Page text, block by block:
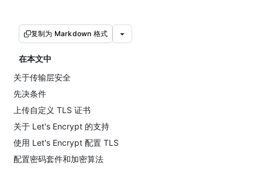
复制为 Markdown 格式
在本文中
关于传输层安全
先决条件
上传自定义 TLS 证书
关于 Let's Encrypt 的支持
使用 Let's Encrypt 配置 TLS
配置密码套件和加密算法